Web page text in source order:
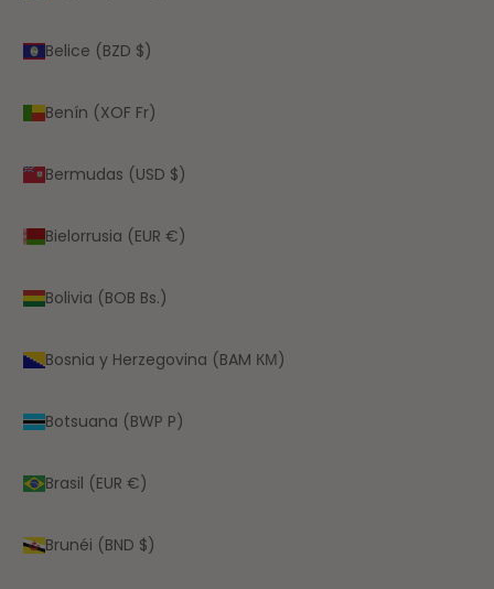
Belice (BZD $)
Benín (XOF Fr)
Bermudas (USD $)
Bielorrusia (EUR €)
Bolivia (BOB Bs.)
Bosnia y Herzegovina (BAM КМ)
Botsuana (BWP P)
Brasil (EUR €)
Brunéi (BND $)